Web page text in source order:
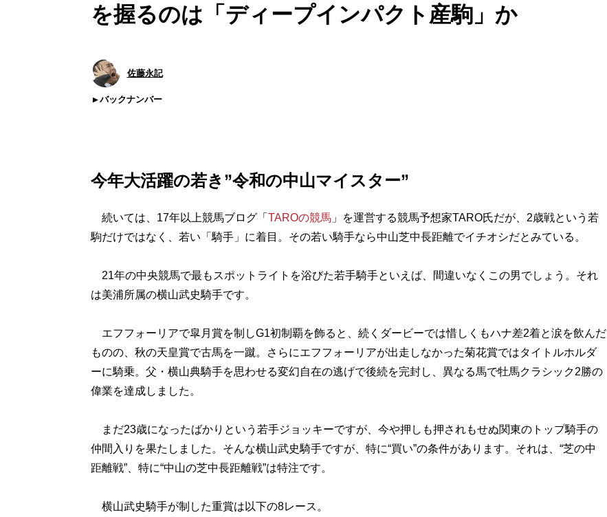
を握るのは「ディープインパクト産駒」か
佐藤永記
バックナンバー
今年大活躍の若き”令和の中山マイスター”
続いては、17年以上競馬ブログ「 TAROの競馬」を運営する競馬予想家TARO氏だが、2歳戦という若
駒だけではなく、若い「騎手」に着目。その若い騎手なら中山芝中長距離でイチオシだとみている。
21年の中央競馬で最もスポットライトを浴びた若手騎手といえば、間違いなくこの男でしょう。それ
は美浦所属の横山武史騎手です。
エフフォーリアで皐月賞を制しG1初制覇を飾ると、続くダービーでは惜しくもハナ差2着と涙を飲んだ
ものの、秋の天皇賞で古馬を一蹴。さらにエフフォーリアが出走しなかった菊花賞ではタイトルホルダ
ーに騎乗。父・横山典騎手を思わせる変幻自在の逃げで後続を完封し、異なる馬で牡馬クラシック2勝の
偉業を達成しました。
まだ23歳になったばかりという若手ジョッキーですが、今や押しも押されもせぬ関東のトップ騎手の
仲間入りを果たしました。そんな横山武史騎手ですが、特に“買い”の条件があります。それは、“芝の中
距離戦”、特に“中山の芝中長距離戦”は特注です。
横山武史騎手が制した重賞は以下の8レース。